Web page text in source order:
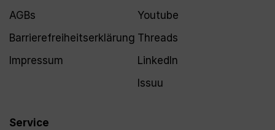
AGBs
Barrierefreiheitserklärung
Impressum
Service
Youtube
Threads
LinkedIn
Issuu